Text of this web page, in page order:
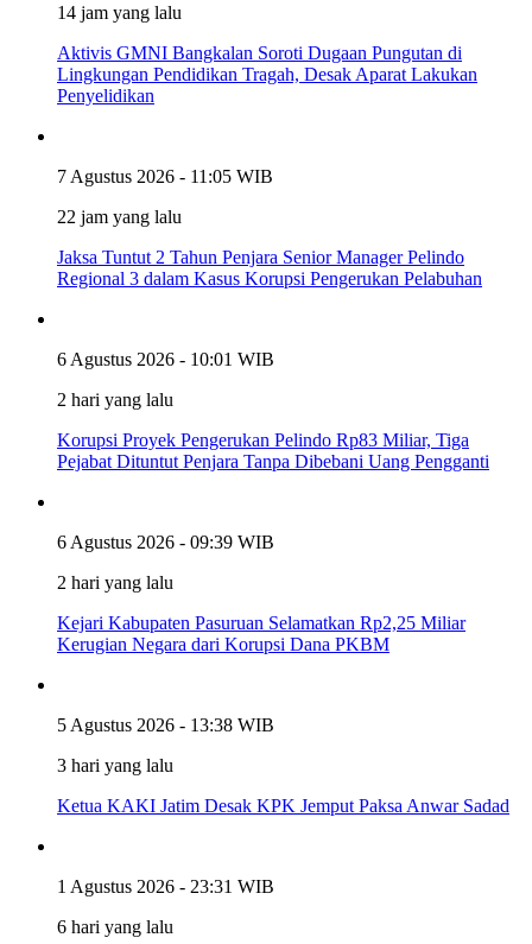
14 jam yang lalu
Aktivis GMNI Bangkalan Soroti Dugaan Pungutan di
Lingkungan Pendidikan Tragah, Desak Aparat Lakukan
Penyelidikan
7 Agustus 2026 - 11:05 WIB
22 jam yang lalu
Jaksa Tuntut 2 Tahun Penjara Senior Manager Pelindo
Regional 3 dalam Kasus Korupsi Pengerukan Pelabuhan
6 Agustus 2026 - 10:01 WIB
2 hari yang lalu
Korupsi Proyek Pengerukan Pelindo Rp83 Miliar, Tiga
Pejabat Dituntut Penjara Tanpa Dibebani Uang Pengganti
6 Agustus 2026 - 09:39 WIB
2 hari yang lalu
Kejari Kabupaten Pasuruan Selamatkan Rp2,25 Miliar
Kerugian Negara dari Korupsi Dana PKBM
5 Agustus 2026 - 13:38 WIB
3 hari yang lalu
Ketua KAKI Jatim Desak KPK Jemput Paksa Anwar Sadad
1 Agustus 2026 - 23:31 WIB
6 hari yang lalu